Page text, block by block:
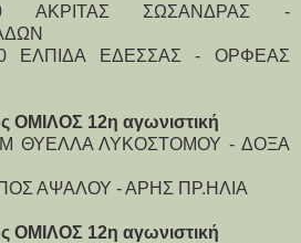
ΑΚΡΙΤΑΣ ΣΩΣΑΝΔΡΑΣ -
ΕΛΠΙΔΑ ΕΔΕΣΣΑΣ - ΟΡΦΕΑΣ
ΟΜΙΛΟΣ 12η αγωνιστική
ΘΥΕΛΛΑ ΛΥΚΟΣΤΟΜΟΥ - ΔΟΞΑ
ΑΨΑΛΟΥ - ΑΡΗΣ ΠΡ.ΗΛΙΑ
ΟΜΙΛΟΣ 12η αγωνιστική